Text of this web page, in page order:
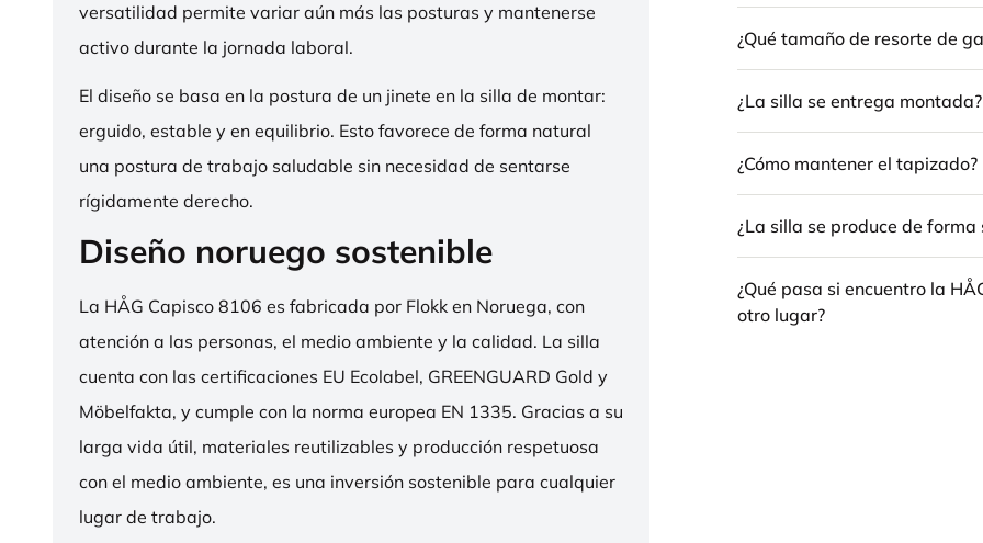
versatilidad permite variar aún más las posturas y mantenerse
activo durante la jornada laboral.
El diseño se basa en la postura de un jinete en la silla de montar:
erguido, estable y en equilibrio. Esto favorece de forma natural
una postura de trabajo saludable sin necesidad de sentarse
rígidamente derecho.
Diseño noruego sostenible
La HÅG Capisco 8106 es fabricada por Flokk en Noruega, con
atención a las personas, el medio ambiente y la calidad. La silla
cuenta con las certificaciones EU Ecolabel, GREENGUARD Gold y
Möbelfakta, y cumple con la norma europea EN 1335. Gracias a su
larga vida útil, materiales reutilizables y producción respetuosa
con el medio ambiente, es una inversión sostenible para cualquier
lugar de trabajo.
¿Qué tamaño de resorte de
¿La silla se entrega montada?
¿Cómo mantener el tapizado?
¿La silla se produce de forma
¿Qué pasa si encuentro la
otro lugar?